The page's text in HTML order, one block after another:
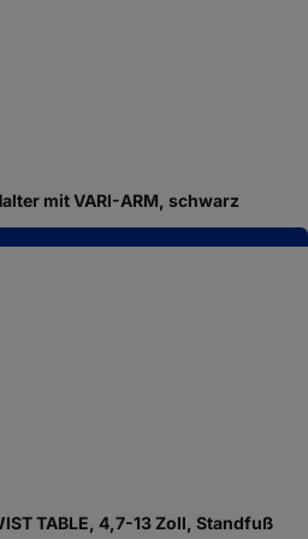
mit VARI-ARM, schwarz
TABLE, 4,7-13 Zoll, Standfuß